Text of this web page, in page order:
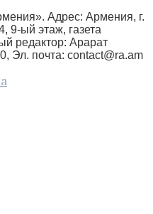
Адрес: Армения, г.
9-ый этаж, газета
редактор: Арарат
Эл. почта: contact@ra.am